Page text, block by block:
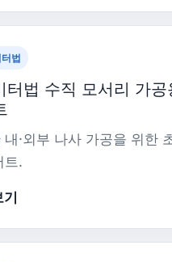
법
터법 수직 모서리 가
내·외부 나사 가공을 위한
트.